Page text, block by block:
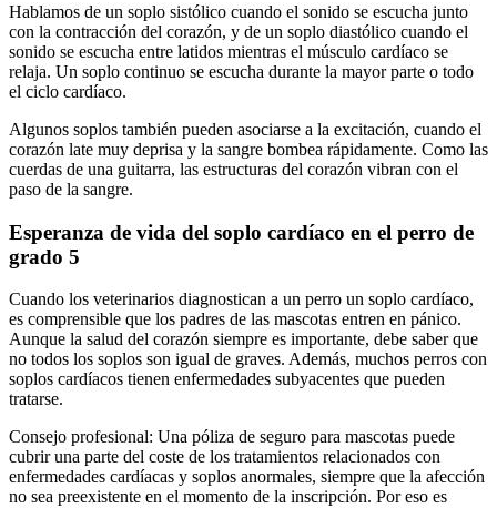
Hablamos de un soplo sistólico cuando el sonido se escucha junto
con la contracción del corazón, y de un soplo diastólico cuando el
sonido se escucha entre latidos mientras el músculo cardíaco se
relaja. Un soplo continuo se escucha durante la mayor parte o todo
el ciclo cardíaco.
Algunos soplos también pueden asociarse a la excitación, cuando el
corazón late muy deprisa y la sangre bombea rápidamente. Como las
cuerdas de una guitarra, las estructuras del corazón vibran con el
paso de la sangre.
Esperanza de vida del soplo cardíaco en el perro de
grado 5
Cuando los veterinarios diagnostican a un perro un soplo cardíaco,
es comprensible que los padres de las mascotas entren en pánico.
Aunque la salud del corazón siempre es importante, debe saber que
no todos los soplos son igual de graves. Además, muchos perros con
soplos cardíacos tienen enfermedades subyacentes que pueden
tratarse.
Consejo profesional: Una póliza de seguro para mascotas puede
cubrir una parte del coste de los tratamientos relacionados con
enfermedades cardíacas y soplos anormales, siempre que la afección
no sea preexistente en el momento de la inscripción. Por eso es